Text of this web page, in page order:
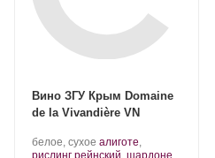
Вино ЗГУ Крым Domaine
de la Vivandière VN
Производитель:
Domaine
белое, сухое .
Сорт
алиготе,
рислинг рейнский, шардоне